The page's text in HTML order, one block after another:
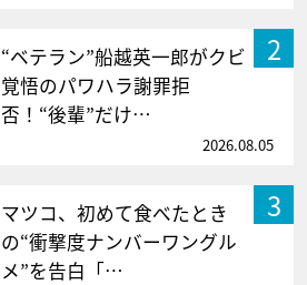
2
“ベテラン”船越英一郎がクビ
覚悟のパワハラ謝罪拒
否！“後輩”だけ…
2026.08.05
3
マツコ、初めて食べたとき
の“衝撃度ナンバーワングル
メ”を告白「…